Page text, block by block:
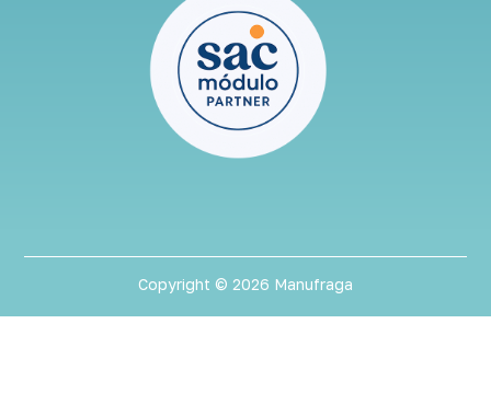
Copyright © 2026 Manufraga